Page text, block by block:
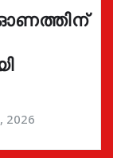
ഓണത്തിന്
2026